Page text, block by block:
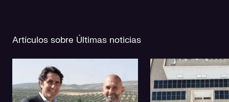
Artículos sobre Últimas noticias